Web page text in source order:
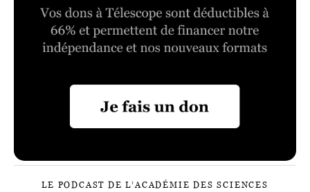
LE PODCAST DE L’ACADÉMIE DES SCIENCES